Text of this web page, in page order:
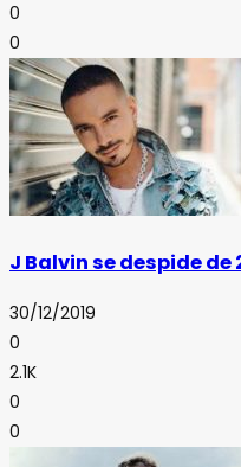
0
0
J Balvin se despide
30/12/2019
0
2.1K
0
0